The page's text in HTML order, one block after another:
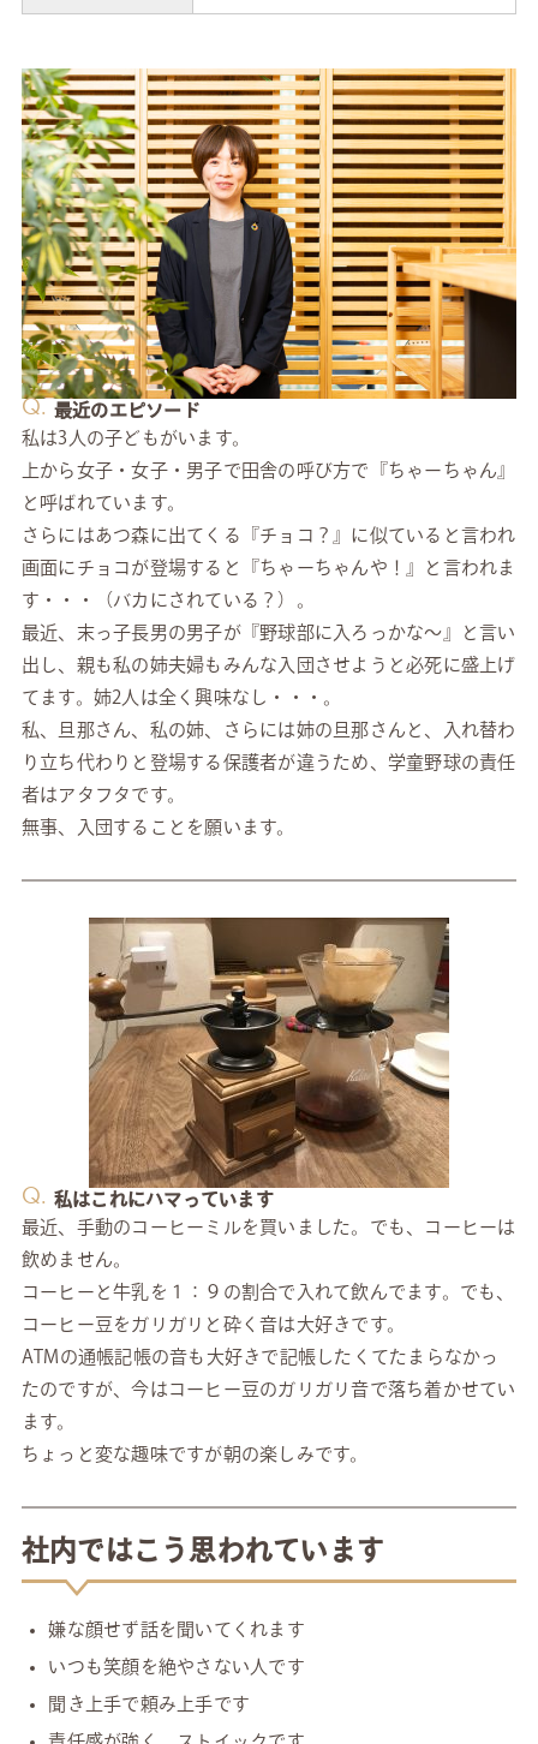
Q. 最近のエピソード
私は3人の子どもがいます。
上から女子・女子・男子で田舎の呼び方で『ちゃーちゃん』
と呼ばれています。
さらにはあつ森に出てくる『チョコ？』に似ていると言われ
画面にチョコが登場すると『ちゃーちゃんや！』と言われま
す・・・（バカにされている？）。
最近、末っ子長男の男子が『野球部に入ろっかな～』と言い
出し、親も私の姉夫婦もみんな入団させようと必死に盛上げ
てます。姉2人は全く興味なし・・・。
私、旦那さん、私の姉、さらには姉の旦那さんと、入れ替わ
り立ち代わりと登場する保護者が違うため、学童野球の責任
者はアタフタです。
無事、入団することを願います。
Q. 私はこれにハマっています
最近、手動のコーヒーミルを買いました。でも、コーヒーは
飲めません。
コーヒーと牛乳を１：９の割合で入れて飲んでます。でも、
コーヒー豆をガリガリと砕く音は大好きです。
ATMの通帳記帳の音も大好きで記帳したくてたまらなかっ
たのですが、今はコーヒー豆のガリガリ音で落ち着かせてい
ます。
ちょっと変な趣味ですが朝の楽しみです。
社内ではこう思われています
嫌な顔せず話を聞いてくれます
いつも笑顔を絶やさない人です
聞き上手で頼み上手です